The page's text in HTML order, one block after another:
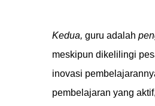
Kedua, guru adalah
meskipun dikelilingi
inovasi
pembelajaran yang